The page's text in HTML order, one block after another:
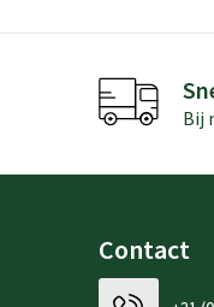
Bij
Contact